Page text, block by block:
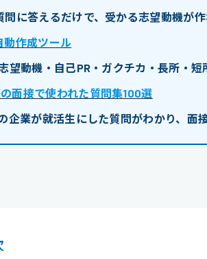
問に答えるだけで、受かる志望動機が作
動作成ツール
望動機・自己PR・ガクチカ・長所・
面接で使われた質問集100選
企業が就活生にした質問がわかり、面